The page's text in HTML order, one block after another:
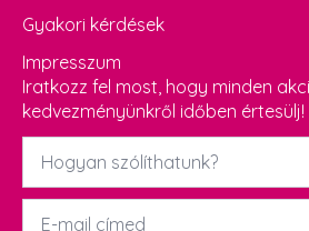
Gyakori kérdések
Impresszum
Iratkozz fel most, hogy minden
kedvezményünkről időben értesülj!
Név
Email